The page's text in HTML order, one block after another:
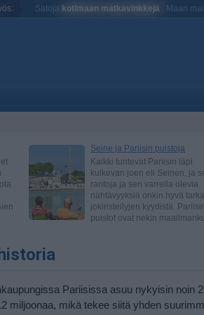
Satoja kotimaan matkavinkkejä Maan
Pariisissa asuu nykyisin noin
miljoonaa, mikä tekee siitä yhden